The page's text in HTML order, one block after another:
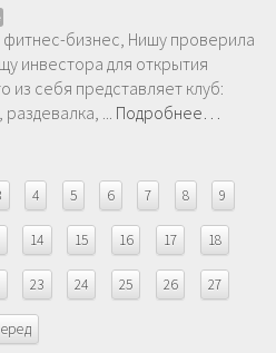
бизнес, Нишу проверила
инвестора для открытия
из себя представляет клуб:
... Подробнее…
4 5 6 7 8 9
14 15 16 17 18
23 24 25 26 27